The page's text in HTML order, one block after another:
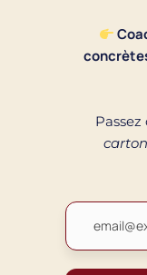
Passez